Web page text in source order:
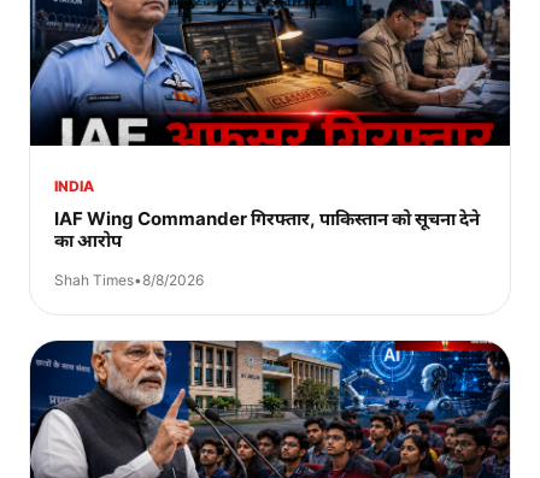
INDIA
IAF Wing Commander गिरफ्तार, पाकिस्तान को सूचना देने
का आरोप
Shah Times•8/8/2026